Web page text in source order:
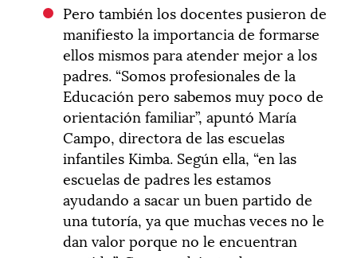
Pero también los docentes pusieron de
manifiesto la importancia de formarse
ellos mismos para atender mejor a los
padres. “Somos profesionales de la
Educación pero sabemos muy poco de
orientación familiar”, apuntó María
Campo, directora de las escuelas
infantiles Kimba. Según ella, “en las
escuelas de padres les estamos
ayudando a sacar un buen partido de
una tutoría, ya que muchas veces no le
dan valor porque no le encuentran